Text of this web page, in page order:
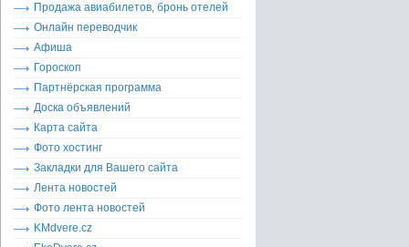
Продажа авиабилетов, бронь отелей
Онлайн переводчик
Афиша
Гороскоп
Партнёрская программа
Доска объявлений
Карта сайта
Фото хостинг
Закладки для Вашего сайта
Лента новостей
Фото лента новостей
KMdvere.cz